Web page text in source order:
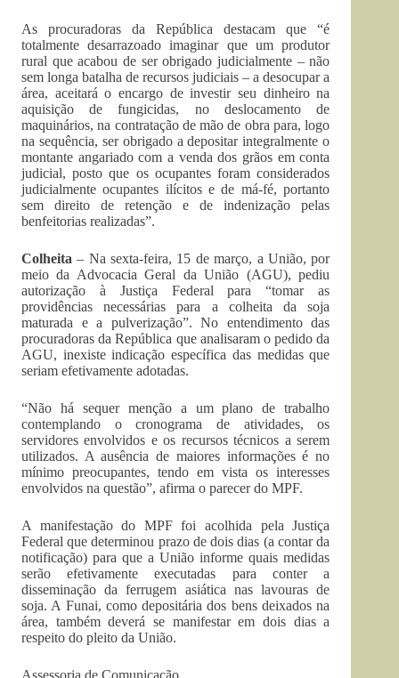
As procuradoras da República destacam que “é
totalmente desarrazoado imaginar que um produtor
rural que acabou de ser obrigado judicialmente – não
sem longa batalha de recursos judiciais – a desocupar a
área, aceitará o encargo de investir seu dinheiro na
aquisição de fungicidas, no deslocamento de
maquinários, na contratação de mão de obra para, logo
na sequência, ser obrigado a depositar integralmente o
montante angariado com a venda dos grãos em conta
judicial, posto que os ocupantes foram considerados
judicialmente ocupantes ilícitos e de má-fé, portanto
sem direito de retenção e de indenização pelas
benfeitorias realizadas”.
Colheita – Na sexta-feira, 15 de março, a União, por
meio da Advocacia Geral da União (AGU), pediu
autorização à Justiça Federal para “tomar as
providências necessárias para a colheita da soja
maturada e a pulverização”. No entendimento das
procuradoras da República que analisaram o pedido da
AGU, inexiste indicação específica das medidas que
seriam efetivamente adotadas.
“Não há sequer menção a um plano de trabalho
contemplando o cronograma de atividades, os
servidores envolvidos e os recursos técnicos a serem
utilizados. A ausência de maiores informações é no
mínimo preocupantes, tendo em vista os interesses
envolvidos na questão”, afirma o parecer do MPF.
A manifestação do MPF foi acolhida pela Justiça
Federal que determinou prazo de dois dias (a contar da
notificação) para que a União informe quais medidas
serão efetivamente executadas para conter a
disseminação da ferrugem asiática nas lavouras de
soja. A Funai, como depositária dos bens deixados na
área, também deverá se manifestar em dois dias a
respeito do pleito da União.
Assessoria de Comunicação